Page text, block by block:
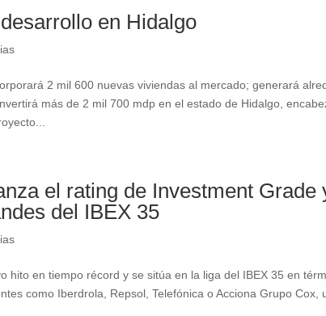
en Hidalgo
2 mil 600 nuevas viviendas al mercado; generará
más de 2 mil 700 mdp en el estado de Hidalgo,
el rating de Investment Grade
del IBEX 35
hito en tiempo récord y se sitúa en la liga del IBEX 35 en
como Iberdrola, Repsol, Telefónica o Acciona Grupo Cox,